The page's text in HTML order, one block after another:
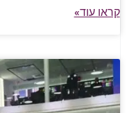
קראו עוד»